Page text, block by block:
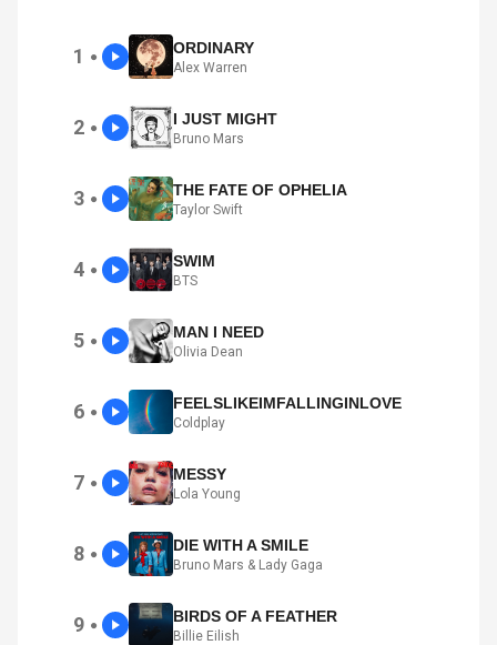
1 ● ORDINARY
Alex Warren
2 ● I JUST MIGHT
Bruno Mars
3 ● THE FATE OF OPHELIA
Taylor Swift
4 ● SWIM
BTS
5 ● MAN I NEED
Olivia Dean
6 ● FEELSLIKEIMFALLINGINLOVE
Coldplay
7 ● MESSY
Lola Young
8 ● DIE WITH A SMILE
Bruno Mars & Lady Gaga
9 ● BIRDS OF A FEATHER
Billie Eilish